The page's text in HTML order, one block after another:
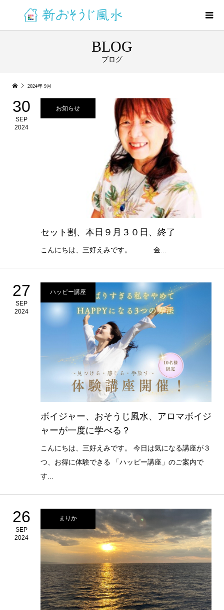
BLOG
ブログ
2024年 9月
30
SEP
2024
お知らせ
セット割、本日９月３０日、終了
こんにちは、三好えみです。 金...
27
SEP
2024
ハッピー講座
ボイジャー、おそうじ風水、アロマボイジ
ャーが一度に学べる？
こんにちは、三好えみです。 今日は気になる講座が３
つ、お得に体験できる 「ハッピー講座」のご案内で
す...
26
SEP
2024
まりか